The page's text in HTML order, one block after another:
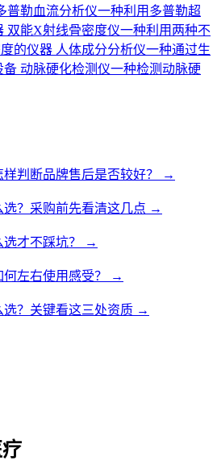
普勒血流分析仪一种利用多普勒超
双能X射线骨密度仪一种利用两种不
的仪器 人体成分分析仪一种通过生
备 动脉硬化检测仪一种检测动脉硬
判断品牌售后是否较好？
→
？采购前先看清这几点 →
才不踩坑？
→
左右使用感受？
→
？关键看这三处资质 →